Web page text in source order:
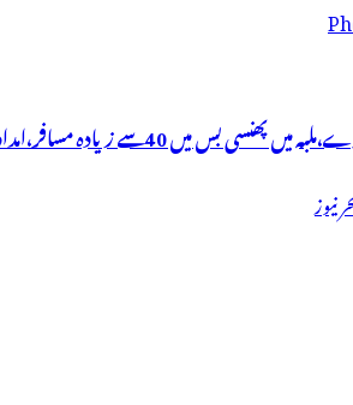
40سے زیادہ مسافر،امدادی کام جاری
نیوز